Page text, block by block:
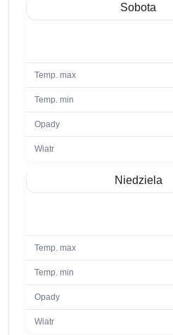
Sobota
Niedziela